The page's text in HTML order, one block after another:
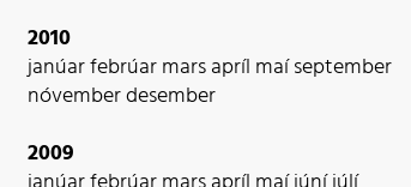
2010
janúarfebrúarmarsapríl maíseptember
nóvemberdesember
2009